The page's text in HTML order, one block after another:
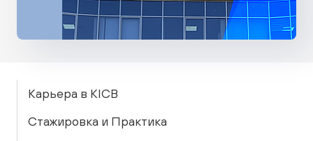
Карьера в KICB
Стажировка и Практика